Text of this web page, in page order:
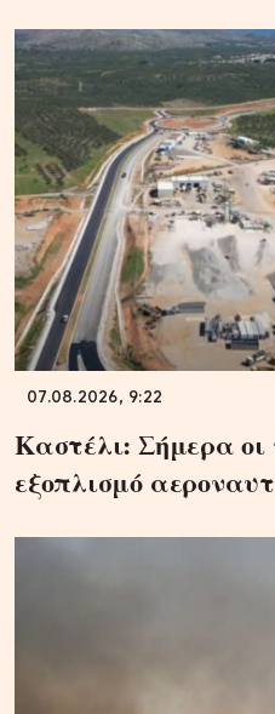
07.08.2026, 9:22
Καστέλι: Σήμερα
εξοπλισμό